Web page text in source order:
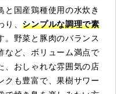
と国産鶏種使用の水炊き
り、シンプルな調理で素
。野菜と豚肉のバランス
など、ボリューム満点で
、おしゃれな雰囲気の店
クも豊富で、果樹サワー